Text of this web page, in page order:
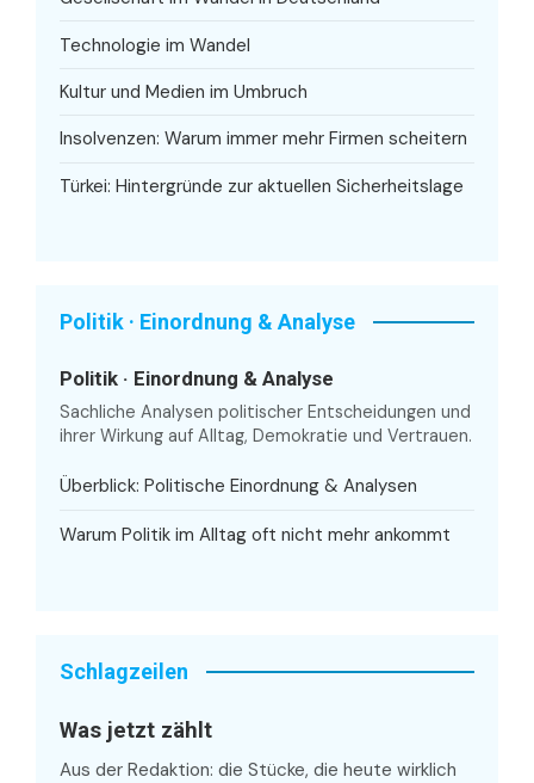
Technologie im Wandel
Kultur und Medien im Umbruch
Insolvenzen: Warum immer mehr Firmen scheitern
Türkei: Hintergründe zur aktuellen Sicherheitslage
Politik · Einordnung & Analyse
Politik · Einordnung & Analyse
Sachliche Analysen politischer Entscheidungen und
ihrer Wirkung auf Alltag, Demokratie und Vertrauen.
Überblick: Politische Einordnung & Analysen
Warum Politik im Alltag oft nicht mehr ankommt
Schlagzeilen
Was jetzt zählt
Aus der Redaktion: die Stücke, die heute wirklich